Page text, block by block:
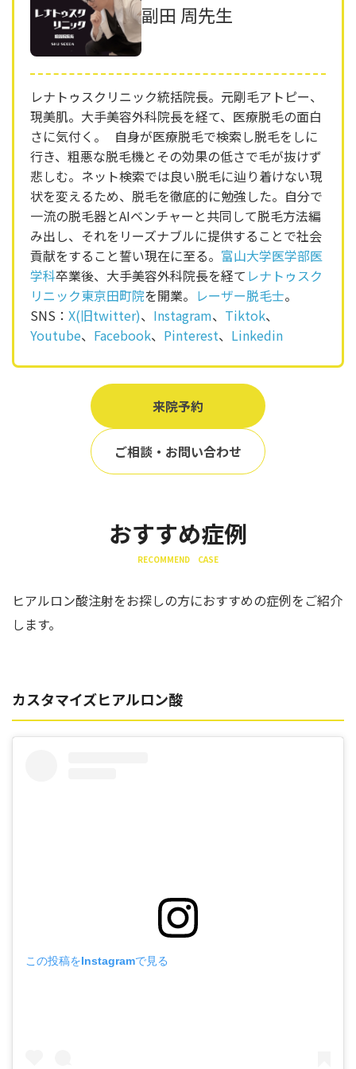
副田 周先生
レナトゥスクリニック統括院長。元剛毛アトピー、
現美肌。大手美容外科院長を経て、医療脱毛の面白
さに気付く。 自身が医療脱毛で検索し脱毛をしに
行き、粗悪な脱毛機とその効果の低さで毛が抜けず
悲しむ。ネット検索では良い脱毛に辿り着けない現
状を変えるため、脱毛を徹底的に勉強した。自分で
一流の脱毛器とAIベンチャーと共同して脱毛方法編
み出し、それをリーズナブルに提供することで社会
貢献をすること誓い現在に至る。 富山大学医学部医
学科卒業後、大手美容外科院長を経て レナトゥスク
リニック東京田町院を開業。 レーザー脱毛士。
SNS： X(旧twitter)、 Instagram、 Tiktok、
Youtube、 Facebook、 Pinterest、 Linkedin
来院予約
ご相談・お問い合わせ
おすすめ症例
RECOMMEND CASE
ヒアルロン酸注射をお探しの方におすすめの症例をご紹介
します。
カスタマイズヒアルロン酸
この投稿をInstagramで見る